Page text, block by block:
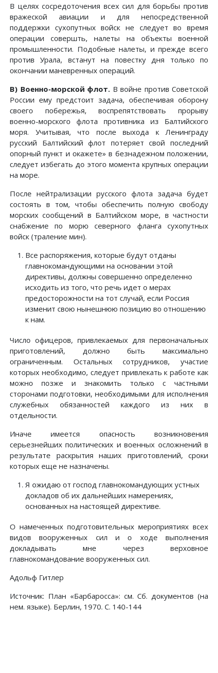
В целях сосредоточения всех сил для борьбы против
вражеской авиации и для непосредственной
поддержки сухопутных войск не следует во время
операции совершть, налеты на объекты военной
промышленности. Подобные налеты, и прежде всего
против Урала, встанут на повестку дня только по
окончании маневренных операций.
В) Военно-морской флот. В войне против Советской
России ему предстоит задача, обеспечивая оборону
своего побережья, воспрепятствовать прорыву
военно-морского флота противника из Балтийского
моря. Учитывая, что после выхода к Ленинграду
русский Балтийский флот потеряет свой последний
опорный пункт и окажете» в безнадежном положении,
следует избегать до этого момента крупных операции
на море.
После нейтрализации русского флота задача будет
состоять в том, чтобы обеспечить полную свободу
морских сообщений в Балтийском море, в частности
снабжение по морю северного фланга сухопутных
войск (траление мин).
Все распоряжения, которые будут отданы
главнокомандующими на основании этой
директивы, должны совершенно определенно
исходить из того, что речь идет о мерах
предосторожности на тот случай, если Россия
изменит свою нынешнюю позицию во отношению
к нам.
Число офицеров, привлекаемых для первоначальных
приготовлений, должно быть максимально
ограниченным. Остальных сотрудников, участие
которых необходимо, следует привлекать к работе как
можно позже и знакомить только с частными
сторонами подготовки, необходимыми для исполнения
служебных обязанностей каждого из них в
отдельности.
Иначе имеется опасность возникновения
серьезнейших политических и военных осложнений в
результате раскрытия наших приготовлений, сроки
которых еще не назначены.
Я ожидаю от господ главнокомандующих устных
докладов об их дальнейших намерениях,
основанных на настоящей директиве.
О намеченных подготовительных мероприятиях всех
видов вооруженных сил и о ходе выполнения
докладывать мне через верховное
главнокомандование вооруженных сил.
Адольф Гитлер
Источник: План «Барбаросса»: см. Сб. документов (на
нем. языке). Берлин, 1970. С. 140-144